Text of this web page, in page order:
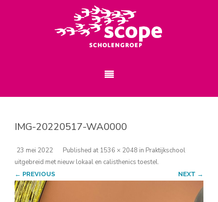
IMG-20220517-WA0000
Published
23 mei 2022 at 1536 × 2048 in Praktijkschool
uitgebreid met nieuw lokaal en calisthenics toestel.
← PREVIOUS NEXT →